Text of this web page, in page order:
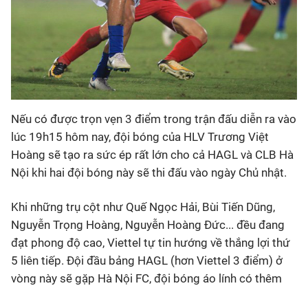
Nếu có được trọn vẹn 3 điểm trong trận đấu diễn ra vào
lúc 19h15 hôm nay, đội bóng của HLV Trương Việt
Hoàng sẽ tạo ra sức ép rất lớn cho cả HAGL và CLB Hà
Nội khi hai đội bóng này sẽ thi đấu vào ngày Chủ nhật.
Khi những trụ cột như Quế Ngọc Hải, Bùi Tiến Dũng,
Nguyễn Trọng Hoàng, Nguyễn Hoàng Đức... đều đang
đạt phong độ cao, Viettel tự tin hướng về thắng lợi thứ
5 liên tiếp. Đội đầu bảng HAGL (hơn Viettel 3 điểm) ở
vòng này sẽ gặp Hà Nội FC, đội bóng áo lính có thêm